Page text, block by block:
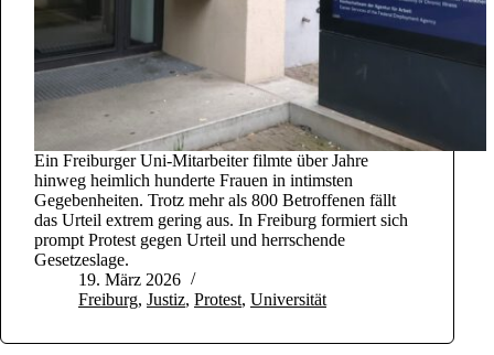
Ein Freiburger Uni-Mitarbeiter filmte über Jahre
hinweg heimlich hunderte Frauen in intimsten
Gegebenheiten. Trotz mehr als 800 Betroffenen fällt
das Urteil extrem gering aus. In Freiburg formiert sich
prompt Protest gegen Urteil und herrschende
Gesetzeslage.
19. März 2026
Freiburg, Justiz, Protest, Universität